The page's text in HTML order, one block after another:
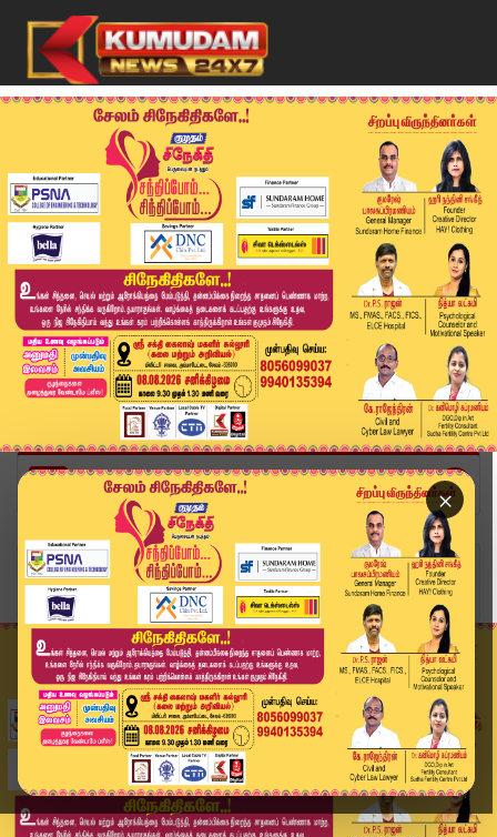
×
Home
வீடியோ ஸ்டோரி
மக்களை தெருநாயுடன் ஒப்பிட்டுப் பேசிய நடிகர் ராக...